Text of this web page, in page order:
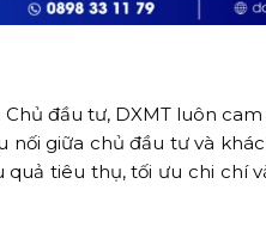
đầu tư, DXMT luôn
giữa chủ đầu tư và
tiêu thụ, tối ưu chi chí